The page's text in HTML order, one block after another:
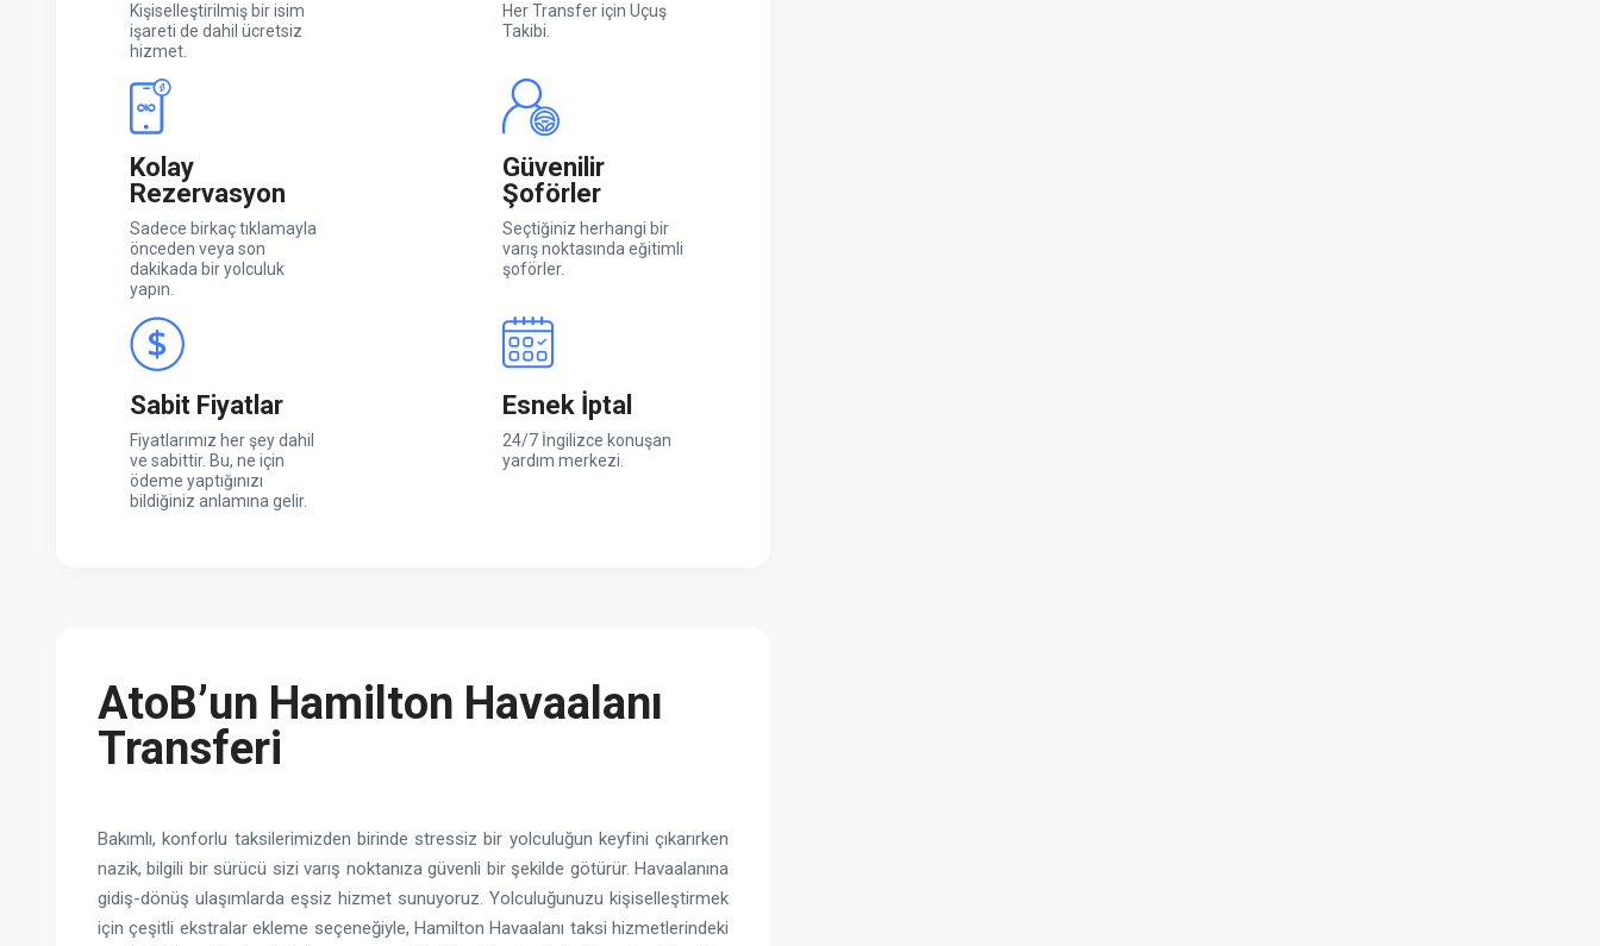
Kişiselleştirilmiş bir isim
işareti de dahil ücretsiz
hizmet.
Her Transfer için Uçuş
Takibi.
Kolay
Rezervasyon
Sadece birkaç tıklamayla
önceden veya son
dakikada bir yolculuk
yapın.
Güvenilir
Şoförler
Seçtiğiniz herhangi bir
varış noktasında eğitimli
şoförler.
Sabit Fiyatlar
Fiyatlarımız her şey dahil
ve sabittir. Bu, ne için
ödeme yaptığınızı
bildiğiniz anlamına gelir.
Esnek İptal
24/7 İngilizce konuşan
yardım merkezi.
AtoB’un Hamilton Havaalanı
Transferi
Bakımlı, konforlu taksilerimizden birinde stressiz bir yolculuğun keyfini çıkarırken
nazik, bilgili bir sürücü sizi varış noktanıza güvenli bir şekilde götürür. Havaalanına
gidiş-dönüş ulaşımlarda eşsiz hizmet sunuyoruz. Yolculuğunuzu kişiselleştirmek
için çeşitli ekstralar ekleme seçeneğiyle, Hamilton Havaalanı taksi hizmetlerindeki